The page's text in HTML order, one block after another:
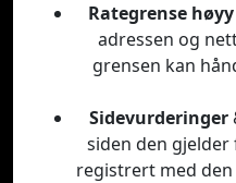
Rategrense høyy
adressen og
grensen kan
Sidevurderinger
siden den gjelder
registrert med